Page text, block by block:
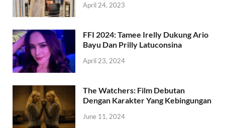
April 24, 2023
FFI 2024: Tamee Irelly Dukung Ario
Bayu Dan Prilly Latuconsina
April 23, 2024
The Watchers: Film Debutan
Dengan Karakter Yang Kebingungan
June 11, 2024